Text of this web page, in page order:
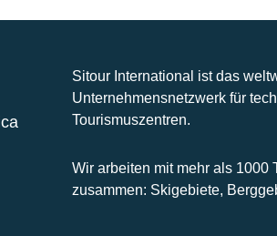
Sitour International ist das
Unternehmensnetzwerk für
Tourismuszentren.
Wir arbeiten mit mehr als 1000
zusammen: Skigebiete,